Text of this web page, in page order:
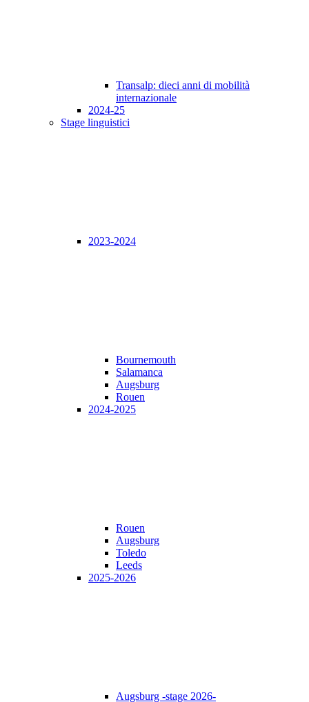
Transalp: dieci anni di mobilità
internazionale
2024-25
Stage linguistici
2023-2024
Bournemouth
Salamanca
Augsburg
Rouen
2024-2025
Rouen
Augsburg
Toledo
Leeds
2025-2026
Augsburg -stage 2026-